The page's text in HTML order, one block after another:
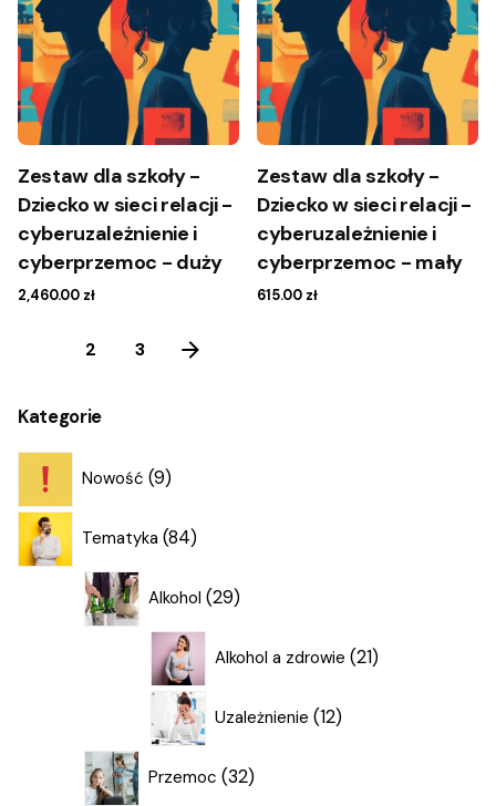
Kategorie
Nowość 9
9
produktów
Tematyka 84
84
produkty
Alkohol 29
29
produktów
Alkohol a zdrowie 21
21
produktów
Uzależnienie 12
12
produktów
Przemoc 32
32
produkty
Zestaw dla szkoły -
Dziecko w sieci relacji -
cyberuzależnienie i
cyberprzemoc - duży
2,460.00 zł
Zestaw dla szkoły -
Dziecko w sieci relacji -
cyberuzależnienie i
cyberprzemoc - mały
615.00 zł
2 3